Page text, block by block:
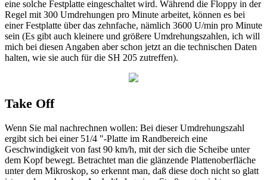
eine solche Festplatte eingeschaltet wird. Während die Floppy in der
Regel mit 300 Umdrehungen pro Minute arbeitet, können es bei
einer Festplatte über das zehnfache, nämlich 3600 U/min pro Minute
sein (Es gibt auch kleinere und größere Umdrehungszahlen, ich will
mich bei diesen Angaben aber schon jetzt an die technischen Daten
halten, wie sie auch für die SH 205 zutreffen).
Take Off
Wenn Sie mal nachrechnen wollen: Bei dieser Umdrehungszahl
ergibt sich bei einer 51/4 "-Platte im Randbereich eine
Geschwindigkeit von fast 90 km/h, mit der sich die Scheibe unter
dem Kopf bewegt. Betrachtet man die glänzende Plattenoberfläche
unter dem Mikroskop, so erkennt man, daß diese doch nicht so glatt